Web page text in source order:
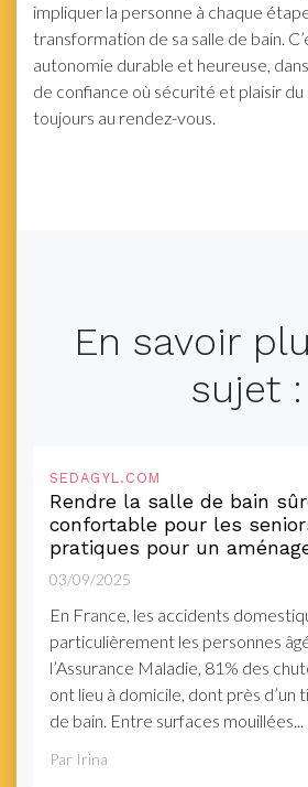
impliquer la personne à chaque
transformation de sa salle de bain.
autonomie durable et heureuse,
de confiance où sécurité et plaisir
toujours au rendez-vous.
En savoir
sujet :
SEDAGYL.COM
Rendre la salle de bain
confortable pour les
pratiques pour un
03/09/2025
En France, les accidents
particulièrement les personnes
l’Assurance Maladie, 81% des
ont lieu à domicile, dont près d’un
de bain. Entre surfaces mouillées...
Par Irina